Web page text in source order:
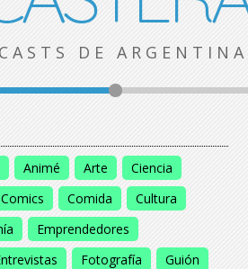
DE ARGENTINA
Animé Arte
Ciencia
Comics Comida
Cultura
Emprendedores
Fotografía
Guión